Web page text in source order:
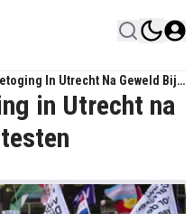
In Utrecht Na Geweld Bij
in Utrecht na